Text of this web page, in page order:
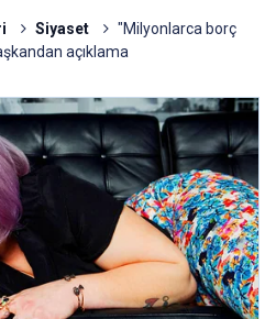
Siyaset
"Milyonlarca borç
açıklama